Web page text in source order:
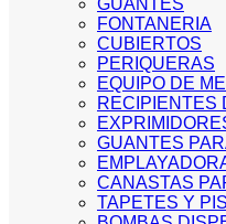
GUANTES
FONTANERIA
CUBIERTOS
PERIQUERAS
EQUIPO DE
RECIPIENTES
GUANTES
CANASTAS
TAPETES Y